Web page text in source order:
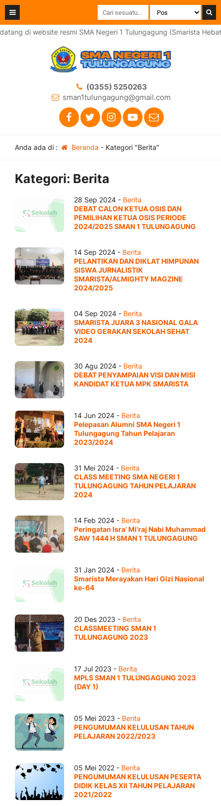
di website resmi SMA Negeri 1 Tulungagung (Smarista Hebat)
(0355) 5250263
sman1tulungagung@gmail.com
Anda ada di : Beranda - Kategori "Berita"
Kategori: Berita
28 Sep 2024 - Berita
DEBAT CALON KETUA OSIS DAN
PEMILIHAN KETUA OSIS PERIODE
2024/2025 SMAN 1 TULUNGAGUNG
14 Sep 2024 - Berita
PELANTIKAN DAN DIKLAT HIMPUNAN
SISWA JURNALISTIK
SMARISTA/ALMIGHTY MAGZINE
2024/2025
04 Sep 2024 - Berita
SMARISTA JUARA 3 NASIONAL GALA
VIDEO GERAKAN SEKOLAH SEHAT
2024
30 Agu 2024 - Berita
DEBAT PENYAMPAIAN VISI DAN MISI
KANDIDAT KETUA MPK SMARISTA
14 Jun 2024 - Berita
Pelepasan Alumni SMA Negeri 1
Tulungagung Tahun Pelajaran
2023/2024
31 Mei 2024 - Berita
CLASS MEETING SMA NEGERI 1
TULUNGAGUNG TAHUN PELAJARAN
2024
14 Feb 2024 - Berita
Peringatan Isra’ Mi’raj Nabi Muhammad
SAW 1444 H SMAN 1 TULUNGAGUNG
31 Jan 2024 - Berita
Smarista Merayakan Hari Gizi Nasional
ke-64
20 Des 2023 - Berita
CLASSMEETING SMAN 1
TULUNGAGUNG 2023
17 Jul 2023 - Berita
MPLS SMAN 1 TULUNGAGUNG 2023
(DAY 1)
05 Mei 2023 - Berita
PENGUMUMAN KELULUSAN TAHUN
PELAJARAN 2022/2023
05 Mei 2022 - Berita
PENGUMUMAN KELULUSAN PESERTA
DIDIK KELAS XII TAHUN PELAJARAN
2021/2022